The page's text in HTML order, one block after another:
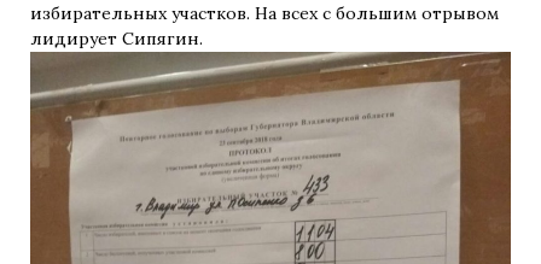
избирательных участков. На всех с большим отрывом
лидирует Сипягин.